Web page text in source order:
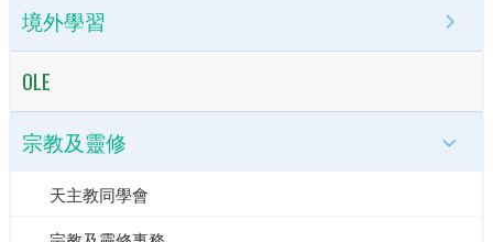
境外學習
OLE
宗教及靈修
天主教同學會